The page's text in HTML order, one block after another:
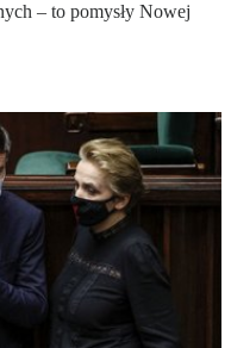
– to pomysły Nowej